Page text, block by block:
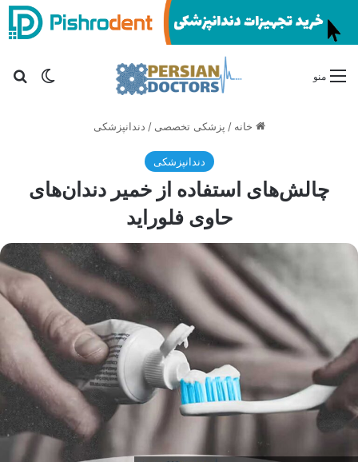
تغییر منو
خانه / پزشکی تخصصی / دندانپزشکی
دندانپزشکی
چالش‌های استفاده از خمیر دندان‌های
حاوی فلوراید